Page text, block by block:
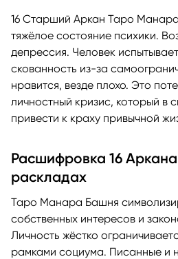
16 Старший Аркан Таро Манара
тяжёлое состояние психики.
депрессия. Человек
скованность из-за
нравится, везде плохо. Это
личностный кризис, который в
привести к краху привычной
Расшифровка 16
раскладах
Таро Манара Башня
собственных интересов и
Личность жёстко
рамками социума. Писанные и